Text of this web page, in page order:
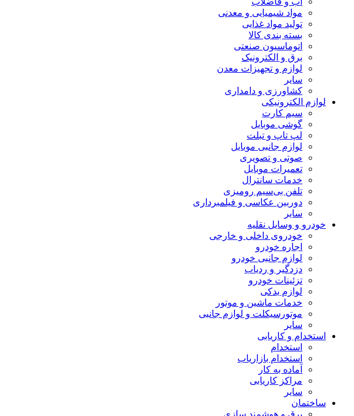
مواد شیمیایی و معدنی
تولید مواد غذایی
بسته بندی کالا
اتوماسیون صنعتی
برق و الکترونیک
لوازم و تجهیزات معدن
سایر
کشاورزی و دامداری
لوازم الکترونیکی
سیم کارت
گوشی موبایل
لپ تاپ و تبلت
لوازم جانبی موبایل
صوتی و تصویری
تعمیرات موبایل
خدمات سانترال
تلفن بی‌سیم رومیزی
دوربین عکاسی و فیلمبرداری
سایر
خودرو و وسایل نقلیه
خودروی داخلی و خارجی
اجاره خودرو
لوازم جانبی خودرو
دزدگیر و ردیاب
تزئینات خودرو
لوازم یدکی
خدمات ماشین و موتور
موتورسیکلت و لوازم جانبی
سایر
استخدام و کاریابی
استخدام
استخدام بازاریاب
آماده به کار
مراکز کاریابی
سایر
ساختمان